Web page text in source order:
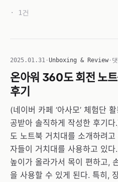
· 1건
2025.01.31 ·Unboxing & Review ·
온아워 360도 회전 노
후기
(네이버 카페 ‘아사모’ 체험단
공받아 솔직하게 작성한 후기
도 노트북 거치대를 소개하려
자들이 거치대를 사용하고 있
높이가 올라가서 목이 편하고,
을 사용할 수 있게 된다. 특히,